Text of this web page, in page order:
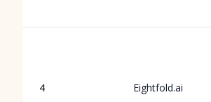
4 Eightfold.ai